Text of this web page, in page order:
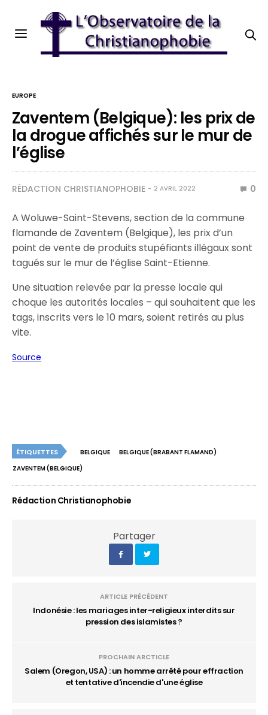
EUROPE
Zaventem (Belgique): les prix de
la drogue affichés sur le mur de
l’église
RÉDACTION CHRISTIANOPHOBIE 2 AVRIL 2022 0
A Woluwe-Saint-Stevens, section de la commune
flamande de Zaventem (Belgique), les prix d’un
point de vente de produits stupéfiants illégaux sont
tagués sur le mur de l’église Saint-Etienne.
Une situation relevée par la presse locale qui
choque les autorités locales – qui souhaitent que les
tags, inscrits vers le 10 mars, soient retirés au plus
vite.
Source
ÉTIQUETTES BELGIQUE
BELGIQUE (BRABANT FLAMAND)
ZAVENTEM (BELGIQUE)
Rédaction Christianophobie
Partager
ARTICLE PRÉCÉDENT
Indonésie : les mariages inter-religieux interdits sur
pression des islamistes ?
PROCHAIN ARCTICLE
Salem (Oregon, USA) : un homme arrêté pour effraction
et tentative d'incendie d'une église